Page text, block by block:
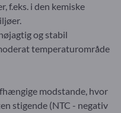
f.eks. i den kemiske
og stabil
temperaturområde
modstande, hvor
stigende (NTC - negativ